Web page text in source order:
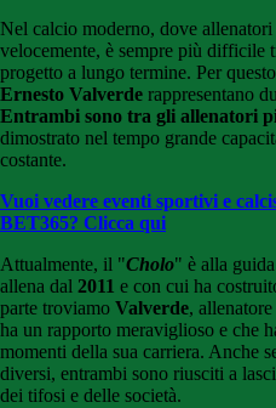
Nel calcio moderno, dove
velocemente, è sempre più difficile
progetto a lungo termine. Per
Ernesto Valverde rappresentano
Entrambi sono tra gli allenatori
dimostrato nel tempo grande
costante.
Vuoi vedere eventi sportivi e
BET365? Clicca qui
Attualmente, il "Cholo" è alla
allena dal 2011 e con cui ha
parte troviamo Valverde,
ha un rapporto meraviglioso e che
momenti della sua carriera. Anche
diversi, entrambi sono riusciti a
dei tifosi e delle società.